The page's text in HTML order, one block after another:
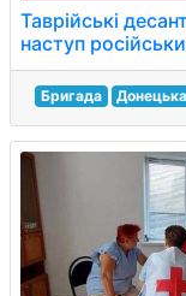
Таврійські
наступ
Бригада